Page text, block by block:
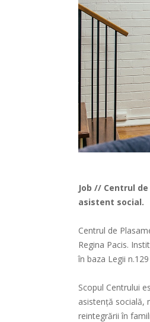
Job // Centrul
asistent social.
Centrul de
Regina Pacis.
în baza Legii
Scopul Centrului
asistență socială,
reintegrării în